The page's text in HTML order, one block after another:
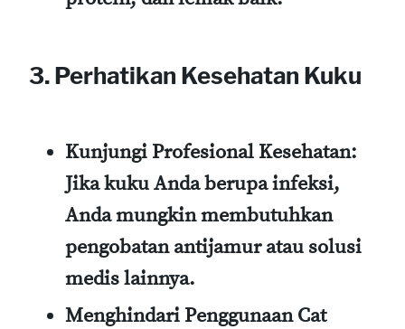
3. Perhatikan Kesehatan Kuku
Kunjungi Profesional Kesehatan:
Jika kuku Anda berupa infeksi,
Anda mungkin membutuhkan
pengobatan antijamur atau solusi
medis lainnya.
Menghindari Penggunaan Cat